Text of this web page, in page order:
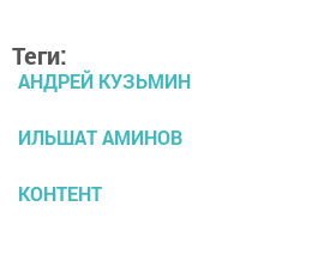
Теги:
АНДРЕЙ КУЗЬМИН
ИЛЬШАТ АМИНОВ
КОНТЕНТ